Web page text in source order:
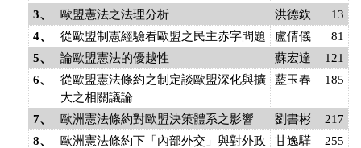
3、
歐盟憲法之法理分析 洪德欽
13
4、
從歐盟制憲經驗看歐盟之民主赤字問題 盧倩儀
81
5、
論歐盟憲法的優越性 蘇宏達
121
6、
從歐盟憲法條約之制定談歐盟深化與擴
大之相關議論
藍玉春 185
7、 歐洲憲法條約對歐盟決策體系之影響 劉書彬
217
8、
歐洲憲法條約下「內部外交」與對外政
甘逸驊 255